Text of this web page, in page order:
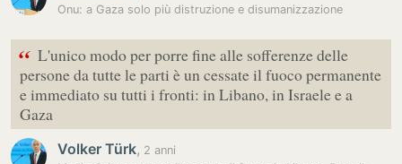
Onu: a Gaza solo più distruzione e disumanizzazione
“ L'unico modo per porre fine alle sofferenze delle
persone da tutte le parti è un cessate il fuoco permanente
e immediato su tutti i fronti: in Libano, in Israele e a
Gaza
Volker Türk, 2 anni